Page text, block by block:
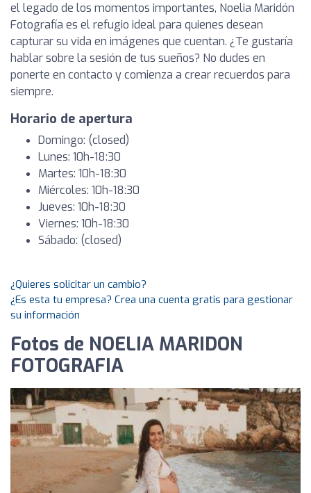
el legado de los momentos importantes, Noelia Maridón
Fotografía es el refugio ideal para quienes desean
capturar su vida en imágenes que cuentan. ¿Te gustaría
hablar sobre la sesión de tus sueños? No dudes en
ponerte en contacto y comienza a crear recuerdos para
siempre.
Horario de apertura
Domingo: (closed)
Lunes: 10h-18:30
Martes: 10h-18:30
Miércoles: 10h-18:30
Jueves: 10h-18:30
Viernes: 10h-18:30
Sábado: (closed)
¿Quieres solicitar un cambio?
¿Es esta tu empresa? Crea una cuenta gratis para gestionar
su información
Fotos de NOELIA MARIDON
FOTOGRAFIA